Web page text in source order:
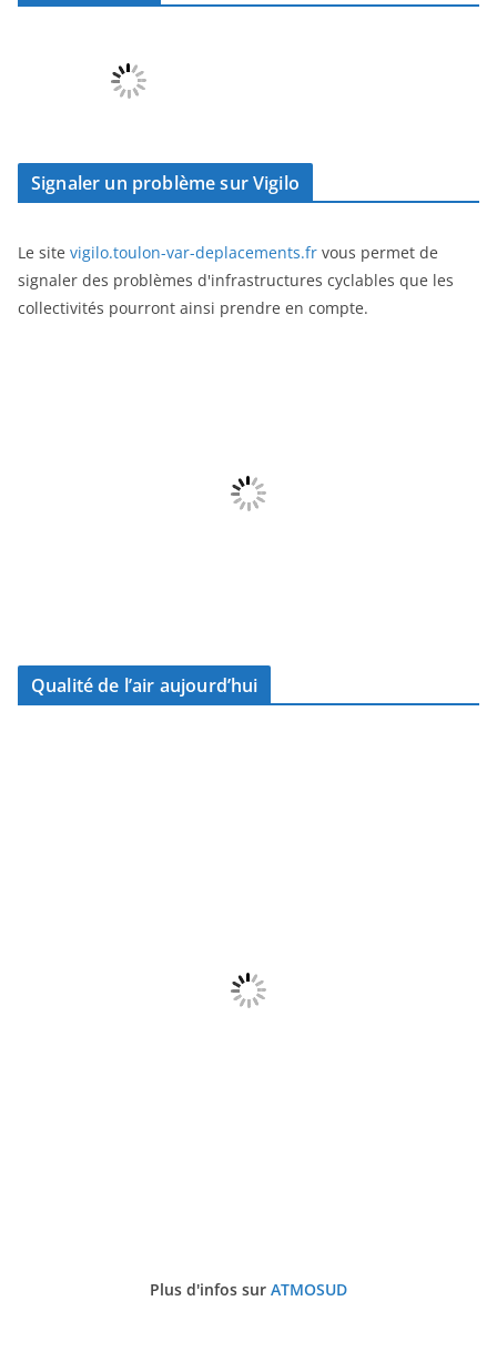
Signaler un problème sur Vigilo
Le site vigilo.toulon-var-deplacements.fr vous permet de
signaler des problèmes d'infrastructures cyclables que les
collectivités pourront ainsi prendre en compte.
Qualité de l’air aujourd’hui
Plus d'infos sur ATMOSUD